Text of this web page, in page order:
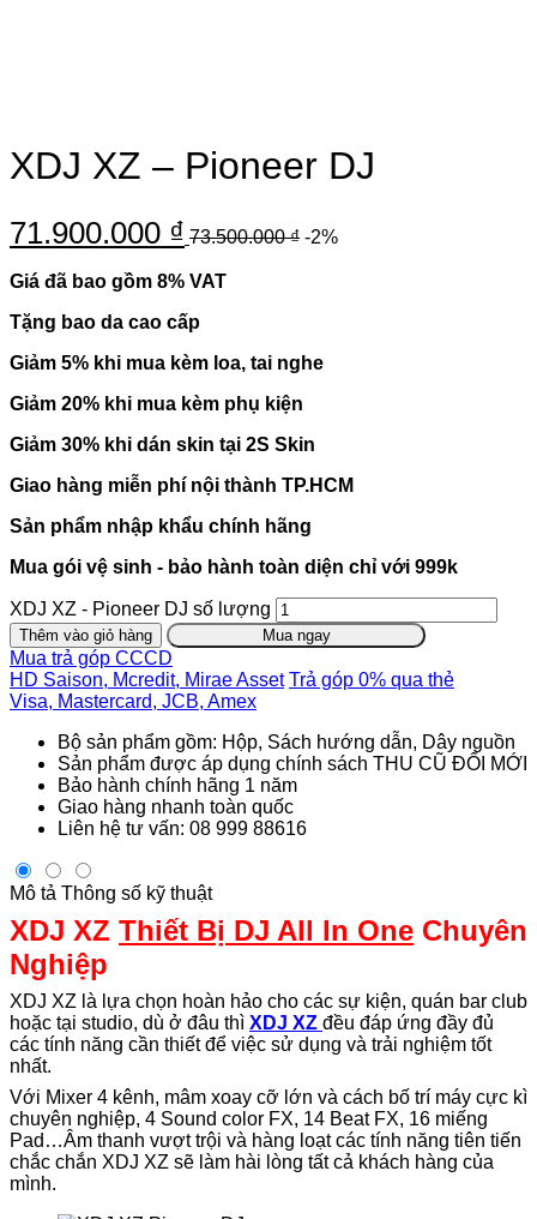
XDJ XZ – Pioneer DJ
71.900.000 ₫ 73.500.000₫ -2%
Giá đã bao gồm 8% VAT
Tặng bao da cao cấp
Giảm 5% khi mua kèm loa, tai nghe
Giảm 20% khi mua kèm phụ kiện
Giảm 30% khi dán skin tại 2S Skin
Giao hàng miễn phí nội thành TP.HCM
Sản phẩm nhập khẩu chính hãng
Mua gói vệ sinh - bảo hành toàn diện chỉ với 999k
XDJ XZ - Pioneer DJ số lượng
Thêm vào giỏ hàng Mua ngay
Mua trả góp CCCD
HD Saison, Mcredit, Mirae Asset Trả góp 0% qua thẻ
Visa, Mastercard, JCB, Amex
Bộ sản phẩm gồm: Hộp, Sách hướng dẫn, Dây nguồn
Sản phẩm được áp dụng chính sách THU CŨ ĐỔI MỚI
Bảo hành chính hãng 1 năm
Giao hàng nhanh toàn quốc
Liên hệ tư vấn: 08 999 88616
Mô tả Thông số kỹ thuật
XDJ XZ Thiết Bị DJ All In One Chuyên
Nghiệp
XDJ XZ là lựa chọn hoàn hảo cho các sự kiện, quán bar club
hoặc tại studio, dù ở đâu thì XDJ XZ đều đáp ứng đầy đủ
các tính năng cần thiết để việc sử dụng và trải nghiệm tốt
nhất.
Với Mixer 4 kênh, mâm xoay cỡ lớn và cách bố trí máy cực kì
chuyên nghiệp, 4 Sound color FX, 14 Beat FX, 16 miếng
Pad…Âm thanh vượt trội và hàng loạt các tính năng tiên tiến
chắc chắn XDJ XZ sẽ làm hài lòng tất cả khách hàng của
mình.